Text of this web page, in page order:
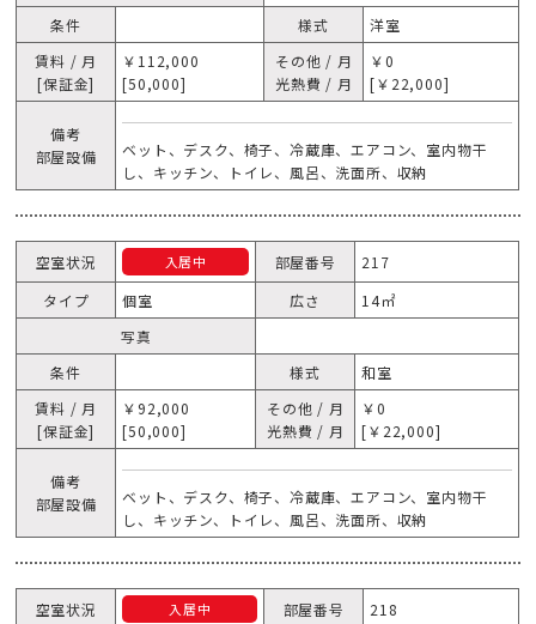
条件 様式
洋室
賃料 / 月
[保証金]
￥112,000
[50,000]
その他 / 月
光熱費 / 月
￥0
[￥22,000]
備考
部屋設備
ベット、デスク、椅子、冷蔵庫、エアコン、室内物干
し、キッチン、トイレ、風呂、洗面所、収納
空室状況 入居中 部屋番号
217
タイプ
個室 広さ
14㎡
写真
条件
様式
和室
賃料 / 月
[保証金]
￥92,000
[50,000]
その他 / 月
光熱費 / 月
￥0
[￥22,000]
備考
部屋設備
ベット、デスク、椅子、冷蔵庫、エアコン、室内物干
し、キッチン、トイレ、風呂、洗面所、収納
空室状況 入居中 部屋番号
218